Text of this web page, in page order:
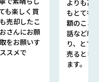
も楽しく買
売却したこ
さんにお願
をお願いす
スメで
よりも高
もとても
額のこと
話など細
り、とて
売るとき
ます。